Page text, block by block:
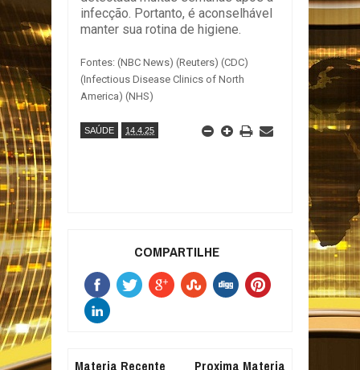
infecção. Portanto, é aconselhável
manter sua rotina de higiene.
Fontes: (NBC News) (Reuters) (CDC)
(Infectious Disease Clinics of North
America) (NHS)
SAÚDE 14.4.25
COMPARTILHE
Materia Recente Proxima Materia